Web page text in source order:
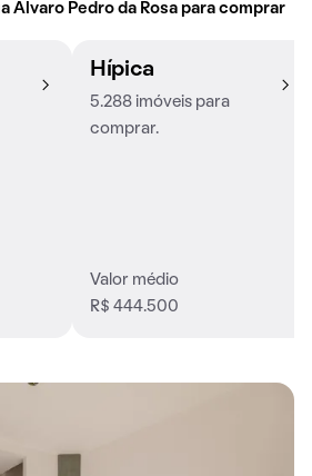
Álvaro Pedro da Rosa para comprar
Hípica
5.288 imóveis para
comprar.
Valor médio
R$ 444.500